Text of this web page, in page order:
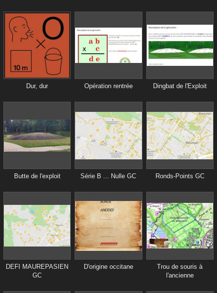
Dur, dur Opération rentrée Dingbat de l'Exploit
Butte de l'exploit Série B ... Nulle GC Ronds-Points GC
DEFI MAUREPASIEN
GC
D'origine occitane
Trou de souris à
l'ancienne